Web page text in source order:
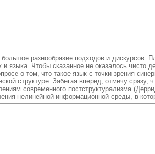
разнообразие подходов и дискурсов.
и языка. Чтобы сказанное не оказалось
о том, что такое язык с точки зрения
структуре. Забегая вперед, отмечу
современного постструктурализма
нелинейной информационной среды, в